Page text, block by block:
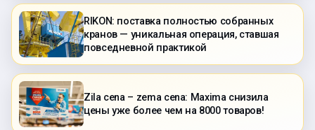
RIKON: поставка полностью собранных
кранов — уникальная операция, ставшая
повседневной практикой
Zila cena – zema cena: Maxima снизила
цены уже более чем на 8000 товаров!